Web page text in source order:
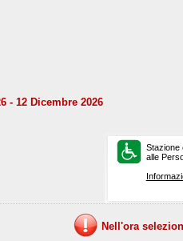
- 12 Dicembre 2026
Stazione
alle
Nell'ora